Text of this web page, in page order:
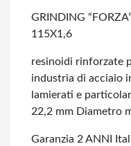
GRINDING
115X1,6
resinoidi rinforzate
industria di acciaio
lamierati e
22,2 mm Diametro
Garanzia 2 ANNI